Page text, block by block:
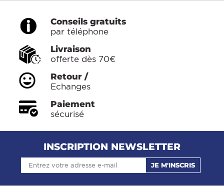
Conseils gratuits
par téléphone
Livraison
offerte dès 70€
Retour /
Echanges
Paiement
sécurisé
INSCRIPTION NEWSLETTER
JE M'INSCRIS